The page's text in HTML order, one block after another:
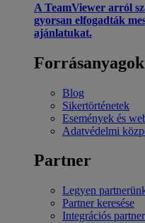
A TeamViewer arról
gyorsan elfogadták
ajánlatukat.
Forrásanyagok
Blog
Sikertörténetek
Események és
Adatvédelmi
Partner
Legyen
Partner keresése
Integrációs